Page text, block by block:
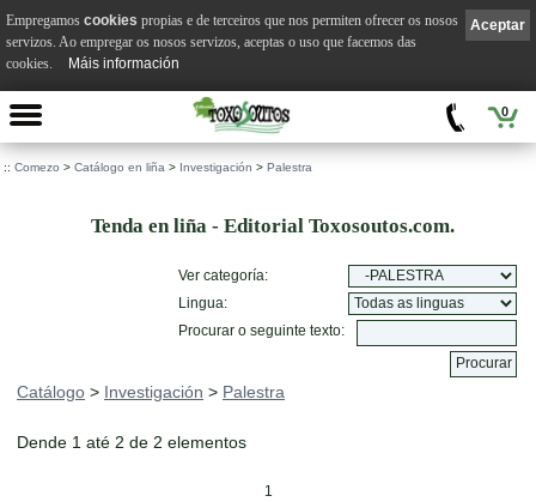
0
:: Comezo > Catálogo en liña > Investigación > Palestra
Tenda en liña - Editorial Toxosoutos.com.
Ver categoría:
Lingua:
Procurar o seguinte texto:
Catálogo > Investigación > Palestra
Dende 1 até 2 de 2 elementos
1
Aceptar
Empregamos cookies propias e de terceiros que nos permiten ofrecer os nosos
servizos. Ao empregar os nosos servizos, aceptas o uso que facemos das
cookies.
Máis información